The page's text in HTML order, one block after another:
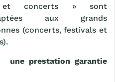
concerts » sont
aux grands
(concerts, festivals et
une prestation garantie